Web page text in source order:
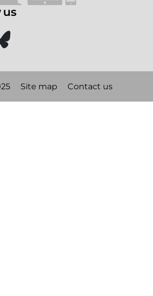
us
Site map Contact us